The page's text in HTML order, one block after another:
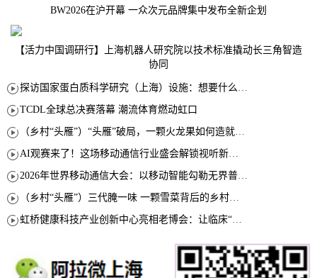
BW2026在沪开幕 一众次元品牌集中发布全新企划
【活力中国调研行】上海机器人研究院以技术标准撬动长三角智造
协同
TCDL全球总决赛落幕 潮流体育燃动虹口